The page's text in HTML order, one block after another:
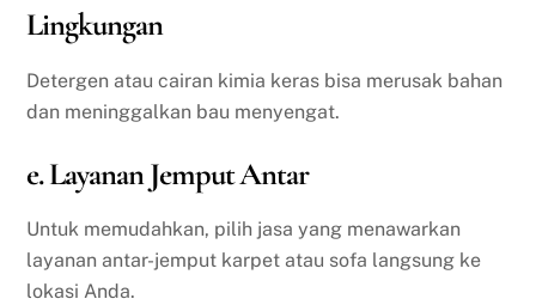
Lingkungan
Detergen atau cairan kimia keras bisa merusak bahan
dan meninggalkan bau menyengat.
e. Layanan Jemput Antar
Untuk memudahkan, pilih jasa yang menawarkan
layanan antar-jemput karpet atau sofa langsung ke
lokasi Anda.